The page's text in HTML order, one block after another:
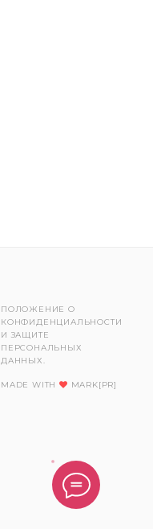
ПОЛОЖЕНИЕ О
КОНФИДЕНЦИАЛЬНОСТИ
И ЗАЩИТЕ
ПЕРСОНАЛЬНЫХ
ДАННЫХ.
MADE WITH MARK[PR]